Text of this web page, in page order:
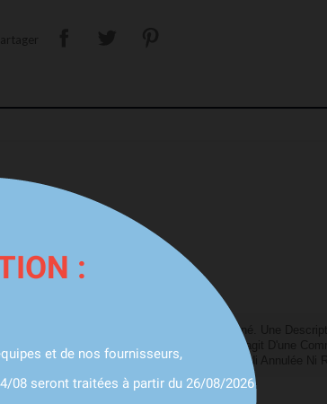
Produit Est Spécifique Au Véhicule Sélectionné. Une
De Véhicules Compatibles Est Fournie. Il S'agit D'une
Mesure Et/ou Spécifique Qui Ne Pourra Être Ni Annulée Ni
et de nos fournisseurs,
08 seront traitées à partir du 26/08/2026
: